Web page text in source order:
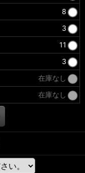
8
3
11
3
在庫なし
在庫なし